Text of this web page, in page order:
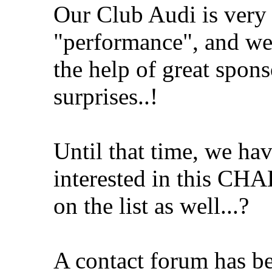
Our Club Audi is
"performance", and
the help of great
surprises..!
Until that time, we
interested in this
on the list as well...?
A contact forum has